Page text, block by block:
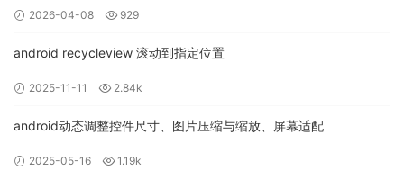
2026-04-08 929
android recycleview 滚动到指定位置
2025-11-11 2.84k
android动态调整控件尺寸、图片压缩与缩放、屏幕适配
2025-05-16 1.19k